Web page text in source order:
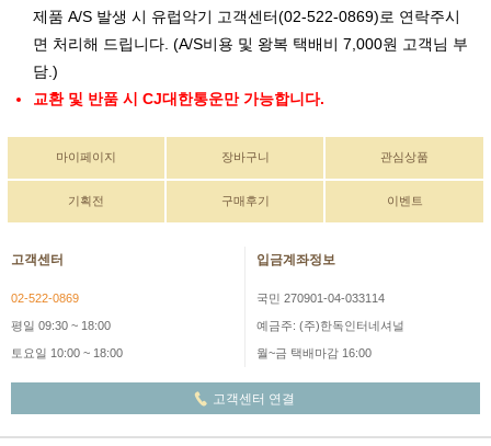
제품 A/S 발생 시 유럽악기 고객센터(02-522-0869)로 연락주시
면 처리해 드립니다. (A/S비용 및 왕복 택배비 7,000원 고객님 부
담.)
교환 및 반품 시 CJ대한통운만 가능합니다.
마이페이지 장바구니 관심상품
기획전 구매후기 이벤트
고객센터
02-522-0869
평일 09:30 ~ 18:00
토요일 10:00 ~ 18:00
입금계좌정보
국민 270901-04-033114
예금주: (주)한독인터네셔널
월~금 택배마감 16:00
고객센터 연결